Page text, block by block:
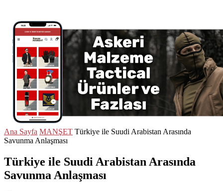
Ana Sayfa MANŞET Türkiye ile Suudi Arabistan Arasında
Savunma Anlaşması
Türkiye ile Suudi Arabistan Arasında
Savunma Anlaşması